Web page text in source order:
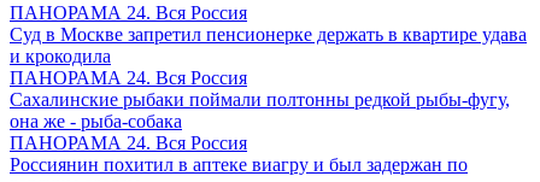
ПАНОРАМА 24. Вся Россия
Суд в Москве запретил пенсионерке держать в квартире удава
и крокодила
ПАНОРАМА 24. Вся Россия
Сахалинские рыбаки поймали полтонны редкой рыбы-фугу,
она же - рыба-собака
ПАНОРАМА 24. Вся Россия
Россиянин похитил в аптеке виагру и был задержан по